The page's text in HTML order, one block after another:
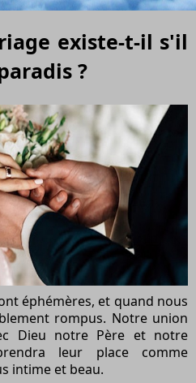
existe-t-il s'il
?
éphémères, et quand nous
rompus. Notre union
Dieu notre Père et notre
leur place comme
intime et beau.